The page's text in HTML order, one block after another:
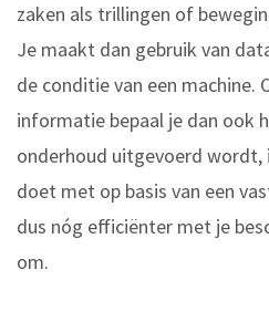
zaken als trillingen of
Je maakt dan gebruik van
de conditie van een machine.
informatie bepaal je dan ook
onderhoud uitgevoerd wordt,
doet met op basis van een
dus nóg efficiënter met je
om.